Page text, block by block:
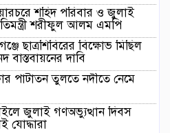
শহিদ পরিবার ও জুলাই
শরীফুল আলম এমপি
ছাত্রশিবিরের বিক্ষোভ মিছিল
দাবি
পাটাতন তুলতে নদীতে নেমে
জুলাই গণঅভ্যুত্থান দিবস
যোদ্ধারা